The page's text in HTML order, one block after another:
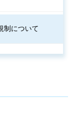
制について